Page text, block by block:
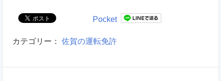
Pocket
カテゴリー： 佐賀の運転免許